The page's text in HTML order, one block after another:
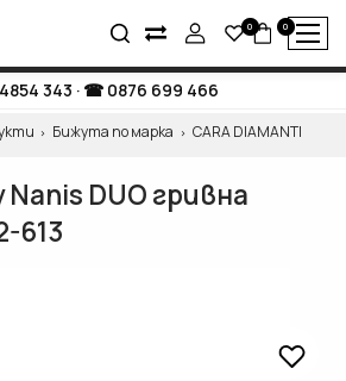
0 0
343 · 0876 699 466
Бижута по марка CARA DIAMANTI
DUO гривна
613